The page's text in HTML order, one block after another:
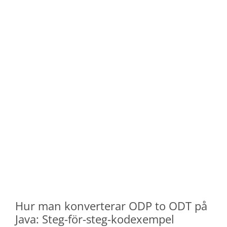
Hur man konverterar ODP to ODT på
Java: Steg-för-steg-kodexempel